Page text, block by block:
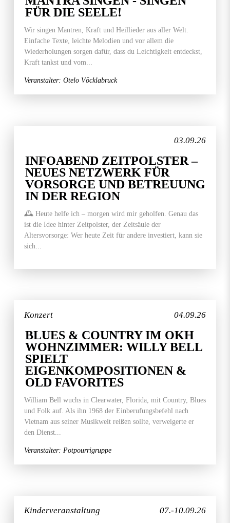
FÜR DIE SEELE!
Wir singen Mantren, Kraft und Heillieder aus aller Welt.
Einfache Texte, leichte Melodien und vor allem die
Wiederholungen sorgen dafür, dass du Leichtigkeit entdeckst,
Kraft tankst und vom...
Veranstalter: Otelo Vöcklabruck
03.09.26
INFOABEND ZEITPOLSTER –
NEUES NETZWERK FÜR
VORSORGE UND BETREUUNG
IN DER REGION
🕰️ Heute helfe ich – morgen wird mir geholfen. Genau das
ist die Idee hinter Zeitpolster, der Zeitsäule der
Altersvorsorge: Wer heute Zeit für andere investiert, kann sie
sich...
04.09.26
Konzert
BLUES & COUNTRY IM OKH
WOHNZIMMER: WILLY BELL
SPIELT
EIGENKOMPOSITIONEN &
OLD FAVORITES
William Bell wuchs in Clearwater, Florida, mit Country, Blues
und Folk auf. Als ihn 1968 der Einberufungsbefehl nach
Vietnam aus seiner Musikwelt reißen sollte, verweigerte er
den Dienst...
Veranstalter: Potpourrigruppe
07.-10.09.26
Kinderveranstaltung